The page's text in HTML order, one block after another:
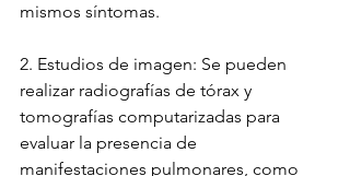
mismos síntomas.
2. Estudios de imagen: Se pueden
realizar radiografías de tórax y
tomografías computarizadas para
evaluar la presencia de
manifestaciones pulmonares, como